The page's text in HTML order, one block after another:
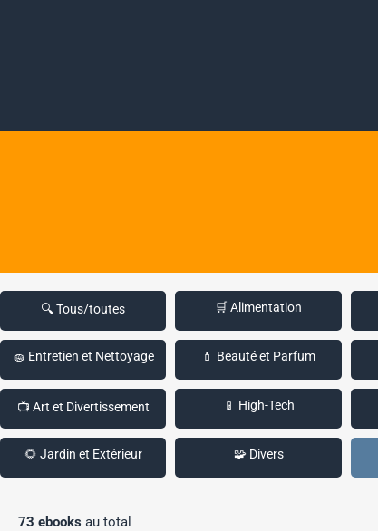
🔍 Tous/toutes 🛒 Alimentation
🧽 Entretien et Nettoyage 💄 Beauté et Parfum
📺 Art et Divertissement 📱 High-Tech
🌻 Jardin et Extérieur 🧩 Divers
73 ebooks au total